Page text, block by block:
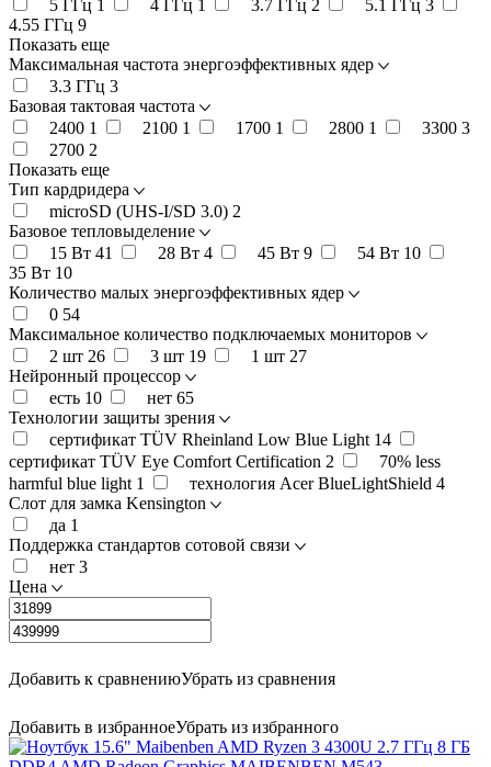
5 ГГц 1 4 ГГц 1 3.7 ГГц 2 5.1 ГГц 3
4.55 ГГц 9
Показать еще
Максимальная частота энергоэффективных ядер
3.3 ГГц 3
Базовая тактовая частота
2400 1 2100 1 1700 1 2800 1 3300 3
2700 2
Показать еще
Тип кардридера
microSD (UHS-I/SD 3.0) 2
Базовое тепловыделение
15 Вт 41 28 Вт 4 45 Вт 9 54 Вт 10
35 Вт 10
Количество малых энергоэффективных ядер
0 54
Максимальное количество подключаемых мониторов
2 шт 26 3 шт 19 1 шт 27
Нейронный процессор
есть 10 нет 65
Технологии защиты зрения
сертификат TÜV Rheinland Low Blue Light 14
сертификат TÜV Eye Comfort Certification 2
70% less
harmful blue light 1 технология Acer BlueLightShield 4
Cлот для замка Kensington
да 1
Поддержка стандартов сотовой связи
нет 3
Цена
Добавить к сравнениюУбрать из сравнения
Добавить в избранноеУбрать из избранного